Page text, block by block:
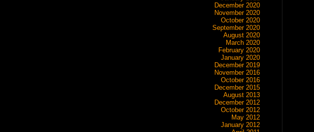
December 2020
November 2020
October 2020
September 2020
August 2020
March 2020
February 2020
January 2020
December 2019
November 2016
October 2016
December 2015
August 2013
December 2012
October 2012
May 2012
January 2012